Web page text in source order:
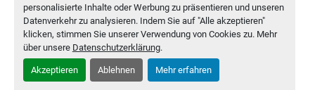
personalisierte Inhalte oder Werbung zu präsentieren und unseren
Datenverkehr zu analysieren. Indem Sie auf "Alle akzeptieren"
klicken, stimmen Sie unserer Verwendung von Cookies zu. Mehr
über unsere Datenschutzerklärung.
Akzeptieren Ablehnen Mehr erfahren
Machinio System-Website vonMachinio